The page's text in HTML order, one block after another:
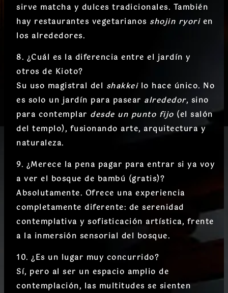
sirve matcha y dulces tradicionales. También
hay restaurantes vegetarianos shojin ryorien
los alrededores.
8. ¿Cuál es la diferencia entre el jardín y
otros de Kioto?
Su uso magistral del shakkeilo hace único. No
es solo un jardín para pasear alrededor, sino
para contemplar desde un punto fijo (el salón
del templo), fusionando arte, arquitectura y
naturaleza.
9. ¿Merece la pena pagar para entrar si ya voy
a ver el bosque de bambú (gratis)?
Absolutamente. Ofrece una experiencia
completamente diferente: de serenidad
contemplativa y sofisticación artística, frente
a la inmersión sensorial del bosque.
10. ¿Es un lugar muy concurrido?
Sí, pero al ser un espacio amplio de
contemplación, las multitudes se sienten